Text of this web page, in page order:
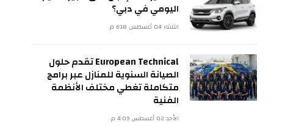
اليومي في دبي؟
الثلاثاء 04 أغسطس 6:18 م
European Technical تقدم حلول
الصيانة السنوية للمنازل عبر برامج
متكاملة تغطي مختلف الأنظمة
الفنية
الأحد 02 أغسطس 4:09 م